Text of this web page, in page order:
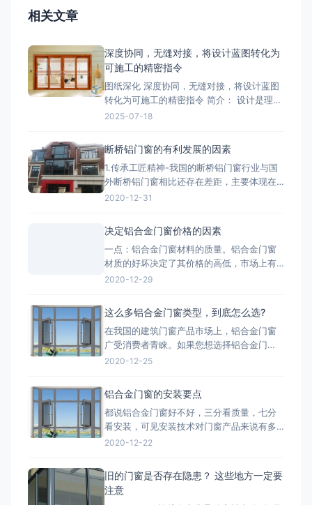
相关文章
深度协同，无缝对接，将设计蓝图转化为
可施工的精密指令
图纸深化 深度协同，无缝对接，将设计蓝图
转化为可施工的精密指令 简介： 设计是理
想，深化是让理想落地的桥梁。我们的
与细化。我们精准核算每一个节点的结构、
强度、安装逻辑和材料工艺，生成包括加工
图、组装图、节点大样图
2025-07-18
断桥铝门窗的有利发展的因素
1.传承工匠精神-我国的断桥铝门窗行业与国
外断桥铝门窗相比还存在差距，主要体现在
产品质量、技术含量等方面，因此要打造断
路”战略，让断桥铝门窗行业搭建了一个很好
的平台，而“一带一路”战略沿线覆盖了65个
国家，占全球
2020-12-31
决定铝合金门窗价格的因素
一点：铝合金门窗材料的质量。铝合金门窗
材质的好坏决定了其价格的高低，市场上有
两种铝，一种是纯铝，用这种为主材的材质
杂质少、耐腐蚀性和抗氧化性强。 第二点：
铝合金门窗价格也取决于生产工艺。生产工
艺的推行，必须有良好的生
2020-12-29
这么多铝合金门窗类型，到底怎么选?
在我国的建筑门窗产品市场上，铝合金门窗
广受消费者青睐。如果您想选择铝合金门
窗，最好先了解一下铝合金门窗开启形式、
会影响您日后几十年的生活品质。 市面上的
门窗除了常见的木质材料加工制作而成的木
质门窗以外，更为常见的是类似下文
2020-12-25
铝合金门窗的安装要点
都说铝合金门窗好不好，三分看质量，七分
看安装，可见安装技术对门窗产品来说有多
重要。下面小编来和大家简单说一下铝合金
定，门窗调整至横平竖直，再将衔接件与墙
体固定，固定办法按规划要求。固定结实后
2020-12-22
旧的门窗是否存在隐患？ 这些地方一定要
注意